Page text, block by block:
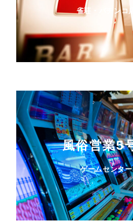
雀荘・パチンコ
風俗営業5
ゲームセンタ